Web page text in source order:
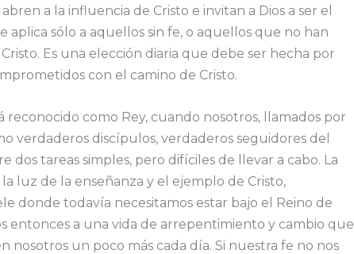
a la influencia de Cristo e invitan a Dios a ser el
aplica sólo a aquellos sin fe, o aquellos que no han
Es una elección diaria que debe ser hecha por
con el camino de Cristo.
reconocido como Rey, cuando nosotros, llamados por
verdaderos discípulos, verdaderos seguidores del
dos tareas simples, pero difíciles de llevar a cabo. La
luz de la enseñanza y el ejemplo de Cristo,
donde todavía necesitamos estar bajo el Reino de
entonces a una vida de arrepentimiento y cambio que
nosotros un poco más cada día. Si nuestra fe no nos